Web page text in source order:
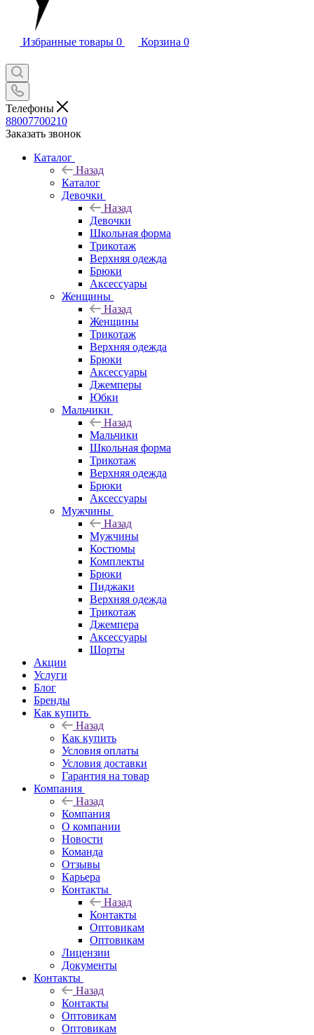
Избранные товары 0 Корзина 0
Телефоны
88007700210
Заказать звонок
Каталог
Назад
Каталог
Девочки
Назад
Девочки
Школьная форма
Трикотаж
Верхняя одежда
Брюки
Аксессуары
Женщины
Назад
Женщины
Трикотаж
Верхняя одежда
Брюки
Аксессуары
Джемперы
Юбки
Мальчики
Назад
Мальчики
Школьная форма
Трикотаж
Верхняя одежда
Брюки
Аксессуары
Мужчины
Назад
Мужчины
Костюмы
Комплекты
Брюки
Пиджаки
Верхняя одежда
Трикотаж
Джемпера
Аксессуары
Шорты
Акции
Услуги
Блог
Бренды
Как купить
Назад
Как купить
Условия оплаты
Условия доставки
Гарантия на товар
Компания
Назад
Компания
О компании
Новости
Команда
Отзывы
Карьера
Контакты
Назад
Контакты
Оптовикам
Оптовикам
Лицензии
Документы
Контакты
Назад
Контакты
Оптовикам
Оптовикам